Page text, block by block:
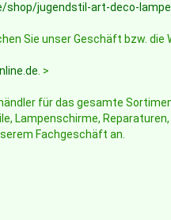
shop/jugendstil-art-deco-
Sie unser Geschäft bzw.
. >
für das gesamte
Lampenschirme,
Fachgeschäft an.